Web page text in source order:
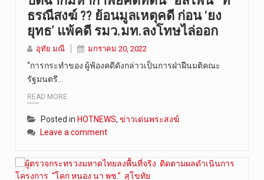
ธรณีสงฆ์ ?? ย้อนมูลเหตุคดี ก่อน ‘ยง
ยุทธ’ แพ้คดี รมว.มท.ลงโทษไล่ออก
อุทัย มณี มกราคม 20, 2022
“การกระทําของ ผู้ฟ้องคดีดังกล่าวเป็นการฝ่าฝืนมติคณะ
รัฐมนตรี…
READ MORE
Posted in HOTNEWS, ข่าวเด่นพระสงฆ์
Leave a comment